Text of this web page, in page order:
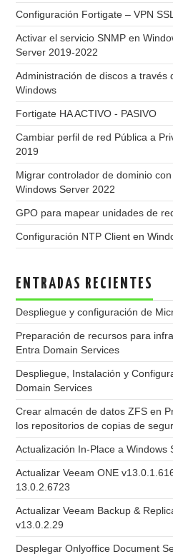
Configuración Fortigate – VPN
Activar el servicio SNMP en
Server 2019-2022
Administración de discos a través
Windows
Fortigate HA ACTIVO - PASIVO
Cambiar perfil de red Pública a
2019
Migrar controlador de dominio
Windows Server 2022
GPO para mapear unidades de
Configuración NTP Client en
ENTRADAS RECIENTES
Despliegue y configuración de
Preparación de recursos para
Entra Domain Services
Despliegue, Instalación y
Domain Services
Crear almacén de datos ZFS en
los repositorios de copias de
Actualización In-Place a Windows
Actualizar Veeam ONE
13.0.2.6723
Actualizar Veeam Backup &
v13.0.2.29
Desplegar Onlyoffice Document